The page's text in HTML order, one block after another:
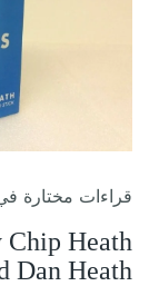
قراءات مختارة في
Chip Heath
Dan Heath